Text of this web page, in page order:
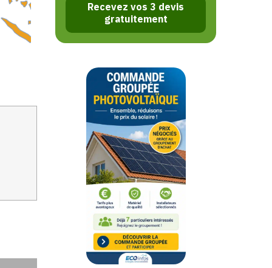
Recevez vos 3 devis
gratuitement